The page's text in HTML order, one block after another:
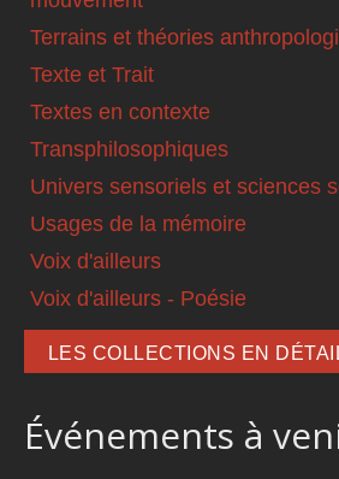
Terrains et théories
Texte et Trait
Textes en contexte
Transphilosophiques
Univers sensoriels et sciences
Usages de la mémoire
Voix d'ailleurs
Voix d'ailleurs - Poésie
LES COLLECTIONS EN
Événements à